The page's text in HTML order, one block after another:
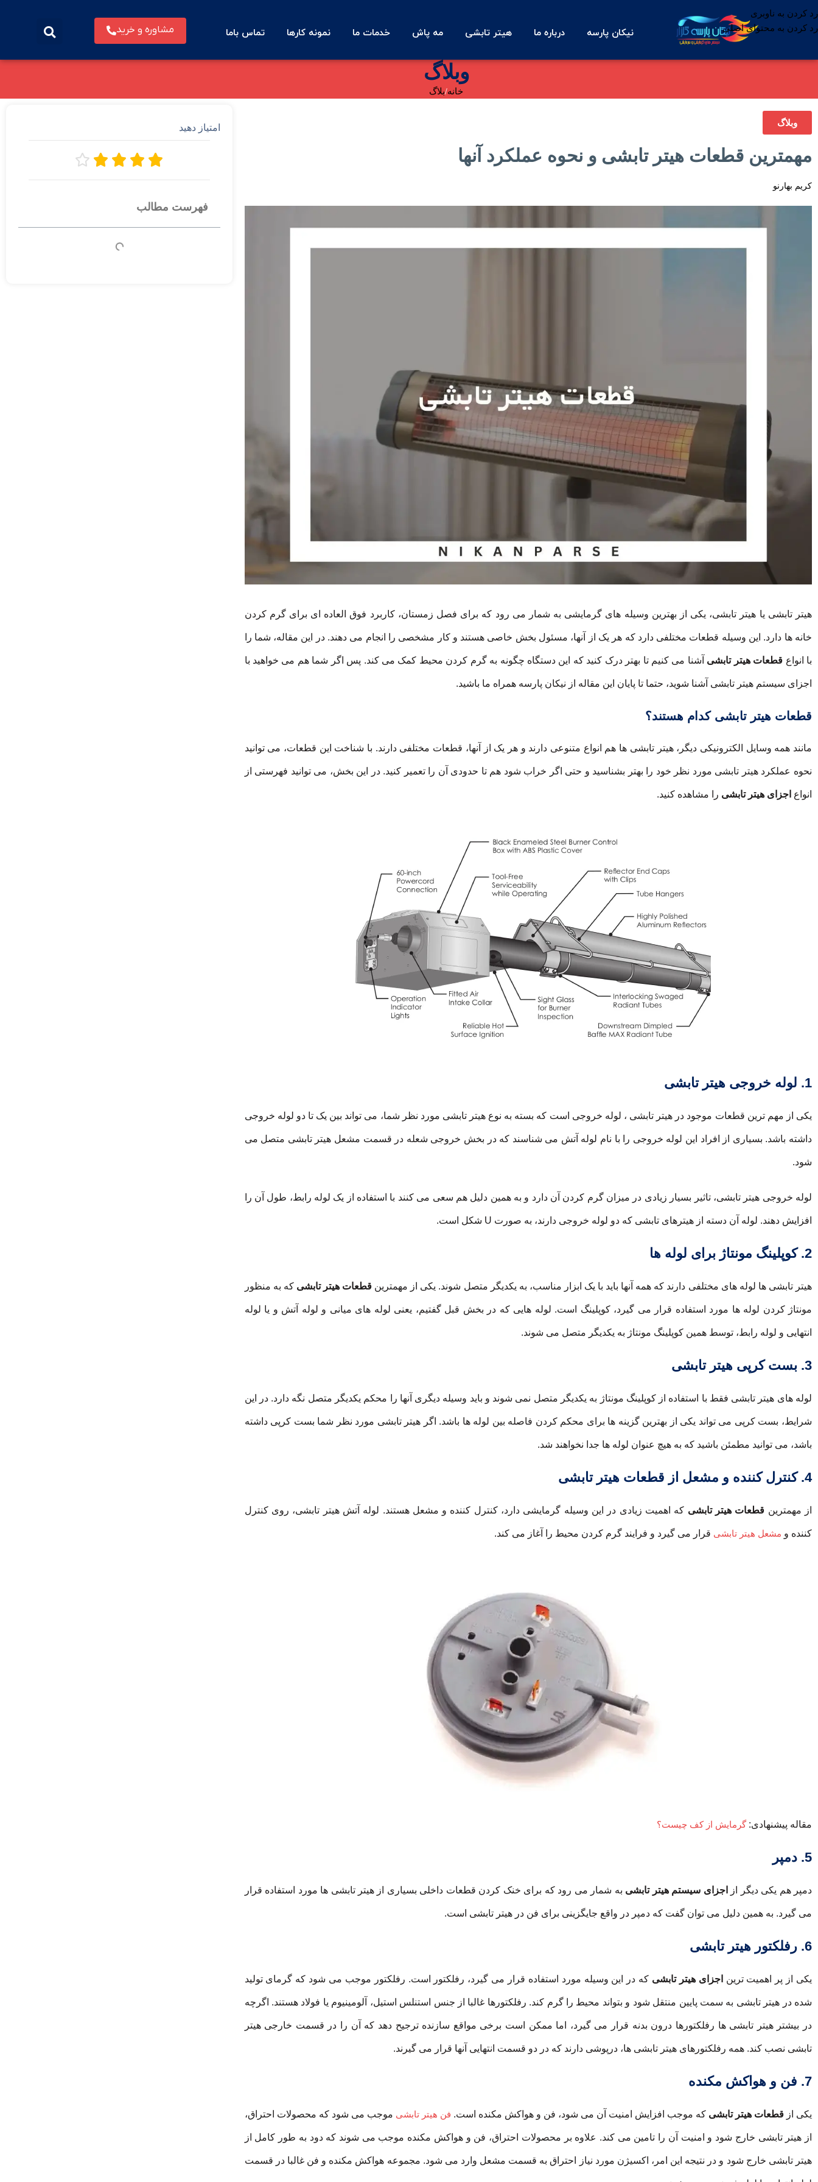
رد کردن به ناوبری
رد کردن به محتوای اصلی
نیکان پارسه درباره ما هیتر تابشی مه پاش خدمات ما نمونه کارها تماس باما مشاوره و خرید
وبلاگ
خانه بلاگ
وبلاگ
مهمترین قطعات هیتر تابشی و نحوه عملکرد آنها
کریم بهارنو
هیتر تابشی یا هیتر تابشی، یکی از بهترین وسیله های گرمایشی به شمار می رود که برای فصل زمستان، کاربرد فوق العاده ای برای گرم کردن
خانه ها دارد. این وسیله قطعات مختلفی دارد که هر یک از آنها، مسئول بخش خاصی هستند و کار مشخصی را انجام می دهند. در این مقاله، شما را
با انواع قطعات هیتر تابشی آشنا می کنیم تا بهتر درک کنید که این دستگاه چگونه به گرم کردن محیط کمک می کند. پس اگر شما هم می خواهید با
اجزای سیستم هیتر تابشی آشنا شوید، حتما تا پایان این مقاله از نیکان پارسه همراه ما باشید.
قطعات هیتر تابشی کدام هستند؟
مانند همه وسایل الکترونیکی دیگر، هیتر تابشی ها هم انواع متنوعی دارند و هر یک از آنها، قطعات مختلفی دارند. با شناخت این قطعات، می توانید
نحوه عملکرد هیتر تابشی مورد نظر خود را بهتر بشناسید و حتی اگر خراب شود هم تا حدودی آن را تعمیر کنید. در این بخش، می توانید فهرستی از
انواع اجزای هیتر تابشی را مشاهده کنید.
1. لوله خروجی هیتر تابشی
یکی از مهم ترین قطعات موجود در هیتر تابشی ، لوله خروجی است که بسته به نوع هیتر تابشی مورد نظر شما، می تواند بین یک تا دو لوله خروجی
داشته باشد. بسیاری از افراد این لوله خروجی را با نام لوله آتش می شناسند که در بخش خروجی شعله در قسمت مشعل هیتر تابشی متصل می
شود.
لوله خروجی هیتر تابشی، تاثیر بسیار زیادی در میزان گرم کردن آن دارد و به همین دلیل هم سعی می کنند با استفاده از یک لوله رابط، طول آن را
افزایش دهند. لوله آن دسته از هیترهای تابشی که دو لوله خروجی دارند، به صورت U شکل است.
2. کوپلینگ مونتاژ برای لوله ها
هیتر تابشی ها لوله های مختلفی دارند که همه آنها باید با یک ابزار مناسب، به یکدیگر متصل شوند. یکی از مهمترین قطعات هیتر تابشی که به منظور
مونتاژ کردن لوله ها مورد استفاده قرار می گیرد، کوپلینگ است. لوله هایی که در بخش قبل گفتیم، یعنی لوله های میانی و لوله آتش و یا لوله
انتهایی و لوله رابط، توسط همین کوپلینگ مونتاژ به یکدیگر متصل می شوند.
3. بست کرپی هیتر تابشی
لوله های هیتر تابشی فقط با استفاده از کوپلینگ مونتاژ به یکدیگر متصل نمی شوند و باید وسیله دیگری آنها را محکم یکدیگر متصل نگه دارد. در این
شرایط، بست کرپی می تواند یکی از بهترین گزینه ها برای محکم کردن فاصله بین لوله ها باشد. اگر هیتر تابشی مورد نظر شما بست کرپی داشته
باشد، می توانید مطمئن باشید که به هیچ عنوان لوله ها جدا نخواهند شد.
4. کنترل کننده و مشعل از قطعات هیتر تابشی
از مهمترین قطعات هیتر تابشی که اهمیت زیادی در این وسیله گرمایشی دارد، کنترل کننده و مشعل هستند. لوله آتش هیتر تابشی، روی کنترل
کننده و مشعل هیتر تابشی قرار می گیرد و فرایند گرم کردن محیط را آغاز می کند.
مقاله پیشنهادی:گرمایش از کف چیست؟
5. دمپر
دمپر هم یکی دیگر از اجزای سیستم هیتر تابشی به شمار می رود که برای خنک کردن قطعات داخلی بسیاری از هیتر تابشی ها مورد استفاده قرار
می گیرد. به همین دلیل می توان گفت که دمپر در واقع جایگزینی برای فن در هیتر تابشی است.
6. رفلکتور هیتر تابشی
یکی از پر اهمیت ترین اجزای هیتر تابشی که در این وسیله مورد استفاده قرار می گیرد، رفلکتور است. رفلکتور موجب می شود که گرمای تولید
شده در هیتر تابشی به سمت پایین منتقل شود و بتواند محیط را گرم کند. رفلکتورها غالبا از جنس استنلس استیل، آلومینیوم یا فولاد هستند. اگرچه
در بیشتر هیتر تابشی ها رفلکتورها درون بدنه قرار می گیرد، اما ممکن است برخی مواقع سازنده ترجیح دهد که آن را در قسمت خارجی هیتر
تابشی نصب کند. همه رفلکتورهای هیتر تابشی ها، درپوشی دارند که در دو قسمت انتهایی آنها قرار می گیرند.
7. فن و هواکش مکنده
یکی از قطعات هیتر تابشی که موجب افزایش امنیت آن می شود، فن و هواکش مکنده است. فن هیتر تابشی موجب می شود که محصولات احتراق،
از هیتر تابشی خارج شود و امنیت آن را تامین می کند. علاوه بر محصولات احتراق، فن و هواکش مکنده موجب می شوند که دود به طور کامل از
هیتر تابشی خارج شود و در نتیجه این امر، اکسیژن مورد نیاز احتراق به قسمت مشعل وارد می شود. مجموعه هواکش مکنده و فن غالبا در قسمت
امتیاز دهید





فهرست مطالب